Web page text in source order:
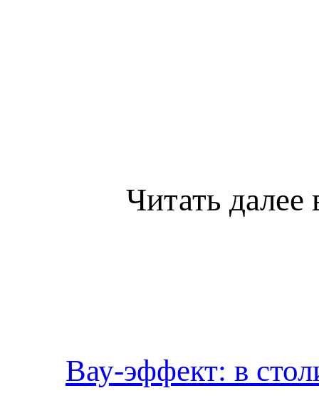
Читать далее
Вау-эффект: в